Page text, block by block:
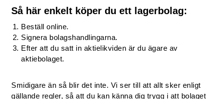
Så här enkelt köper du ett lagerbolag:
Beställ online.
Signera bolagshandlingarna.
Efter att du satt in aktielikviden är du ägare av
aktiebolaget.
Smidigare än så blir det inte. Vi ser till att allt sker enligt
gällande regler, så att du kan känna dig trygg i att bolaget